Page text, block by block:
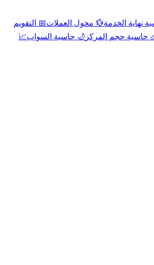
نهاية الخدمة💱 محول العملات📅 التقويم
حاسبة حجم المركز 🌙 حاسبة السواب📈